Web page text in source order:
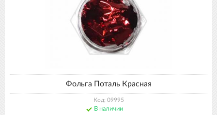
Фольга Поталь Красная
Код: 09995
В наличии